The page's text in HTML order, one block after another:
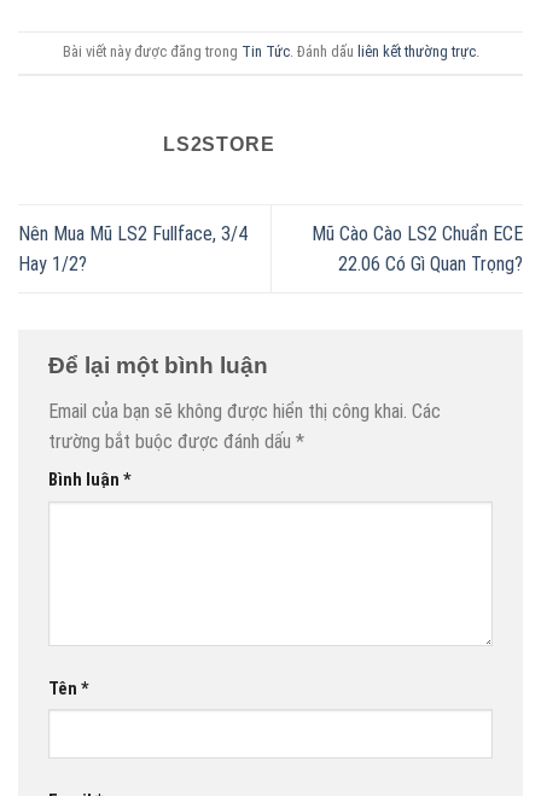
Bài viết này được đăng trong Tin Tức. Đánh dấu liên kết thường trực.
LS2STORE
Nên Mua Mũ LS2 Fullface, 3/4
Hay 1/2?
Mũ Cào Cào LS2 Chuẩn ECE
22.06 Có Gì Quan Trọng?
Để lại một bình luận
Email của bạn sẽ không được hiển thị công khai. Các
trường bắt buộc được đánh dấu *
Bình luận *
Tên *